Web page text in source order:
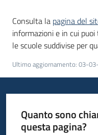
Newsletter
Consulta la pagina del
informazioni e in cui
le scuole suddivise per
Ultimo aggiornamento: 03-
Quanto sono
questa pagina?